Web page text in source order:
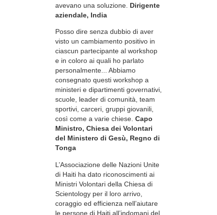
avevano una soluzione. Dirigente
aziendale, India
Posso dire senza dubbio di aver
visto un cambiamento positivo in
ciascun partecipante al workshop
e in coloro ai quali ho parlato
personalmente... Abbiamo
consegnato questi workshop a
ministeri e dipartimenti governativi,
scuole, leader di comunità, team
sportivi, carceri, gruppi giovanili,
così come a varie chiese. Capo
Ministro, Chiesa dei Volontari
del Ministero di Gesù, Regno di
Tonga
L’Associazione delle Nazioni Unite
di Haiti ha dato riconoscimenti ai
Ministri Volontari della Chiesa di
Scientology per il loro arrivo,
coraggio ed efficienza nell’aiutare
le persone di Haiti all’indomani del